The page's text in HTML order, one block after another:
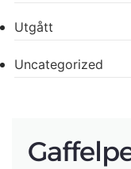
Utgått
Uncategorized